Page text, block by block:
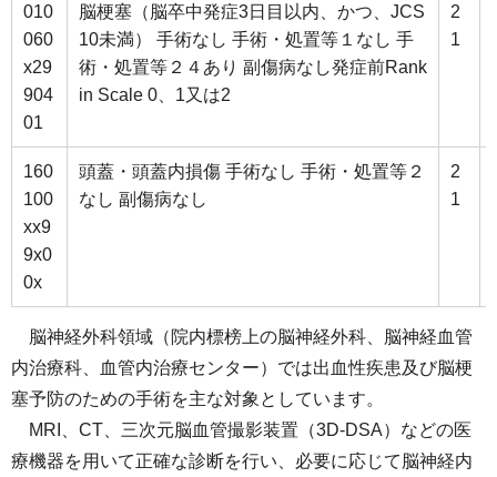
010
060
x29
904
01
脳梗塞（脳卒中発症3日目以内、かつ、JCS
10未満） 手術なし 手術・処置等１なし 手
術・処置等２４あり 副傷病なし発症前Rank
in Scale 0、1又は2
2
1
160
100
xx9
9x0
0x
頭蓋・頭蓋内損傷 手術なし 手術・処置等２
なし 副傷病なし
2
1
脳神経外科領域（院内標榜上の脳神経外科、脳神経血管
内治療科、血管内治療センター）では出血性疾患及び脳梗
塞予防のための手術を主な対象としています。
MRI、CT、三次元脳血管撮影装置（3D-DSA）などの医
療機器を用いて正確な診断を行い、必要に応じて脳神経内